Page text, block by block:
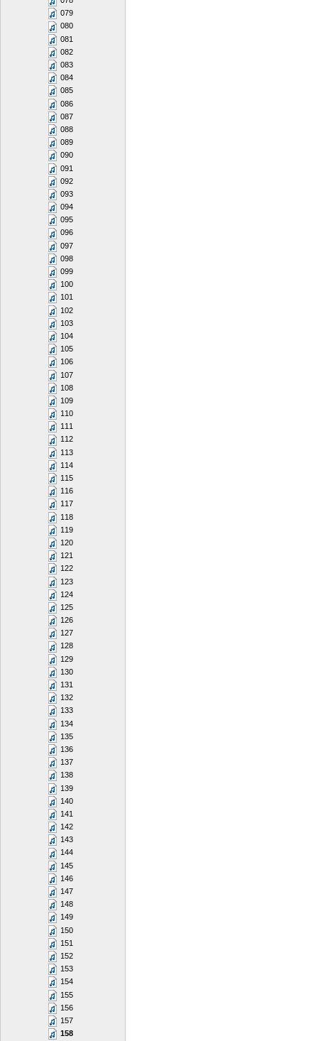
079
080
081
082
083
084
085
086
087
088
089
090
091
092
093
094
095
096
097
098
099
100
101
102
103
104
105
106
107
108
109
110
111
112
113
114
115
116
117
118
119
120
121
122
123
124
125
126
127
128
129
130
131
132
133
134
135
136
137
138
139
140
141
142
143
144
145
146
147
148
149
150
151
152
153
154
155
156
157
158